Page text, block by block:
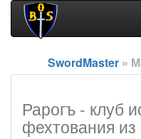
SwordMaster »
Рарогъ - клуб
фехтования